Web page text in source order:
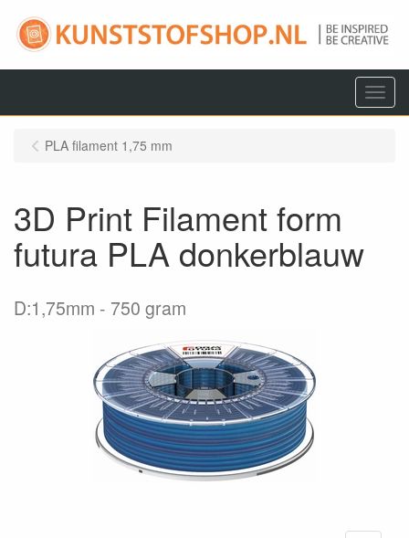
Menu
PLA filament 1,75 mm
3D Print Filament form
futura PLA donkerblauw
D:1,75mm 750 gram